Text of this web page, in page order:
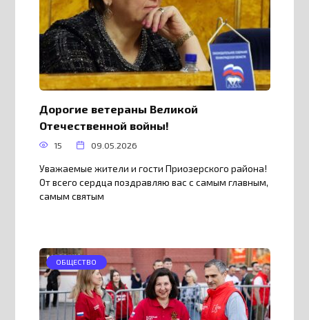
Дорогие ветераны Великой
Отечественной войны!
15 09.05.2026
Уважаемые жители и гости Приозерского района!
От всего сердца поздравляю вас с самым главным,
самым святым
ОБЩЕСТВО